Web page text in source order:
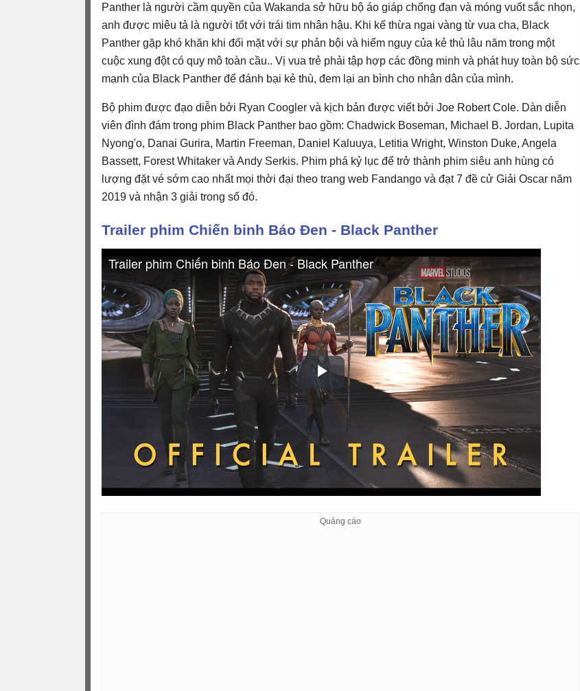
Panther là người cầm quyền của Wakanda sở hữu bộ áo giáp chống đạn và móng vuốt sắc nhọn,
anh được miêu tả là người tốt với trái tim nhân hậu. Khi kế thừa ngai vàng từ vua cha, Black
Panther gặp khó khăn khi đối mặt với sự phản bội và hiểm nguy của kẻ thù lâu năm trong một
cuộc xung đột có quy mô toàn cầu.. Vị vua trẻ phải tập hợp các đồng minh và phát huy toàn bộ sức
mạnh của Black Panther để đánh bại kẻ thù, đem lại an bình cho nhân dân của mình.
Bộ phim được đạo diễn bởi Ryan Coogler và kịch bản được viết bởi Joe Robert Cole. Dàn diễn
viên đình đám trong phim Black Panther bao gồm: Chadwick Boseman, Michael B. Jordan, Lupita
Nyong'o, Danai Gurira, Martin Freeman, Daniel Kaluuya, Letitia Wright, Winston Duke, Angela
Bassett, Forest Whitaker và Andy Serkis. Phim phá kỷ lục để trở thành phim siêu anh hùng có
lượng đặt vé sớm cao nhất mọi thời đại theo trang web Fandango và đạt 7 đề cử Giải Oscar năm
2019 và nhận 3 giải trong số đó.
Trailer phim Chiến binh Báo Đen - Black Panther